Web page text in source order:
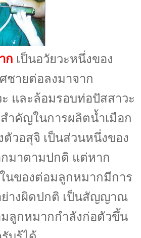
ก เป็นอวัยวะหนึ่งของ
ชายต่อลงมาจาก
ะ และล้อมรอบท่อปัสสาวะ
ำคัญในการผลิตน้ำเมือก
ตัวอสุจิ เป็นส่วนหนึ่งของ
มาตามปกติ แต่หาก
นของต่อมลูกหมากมีการ
างผิดปกติ เป็นสัญญาณ
มลูกหมากกำลังก่อตัวขึ้น